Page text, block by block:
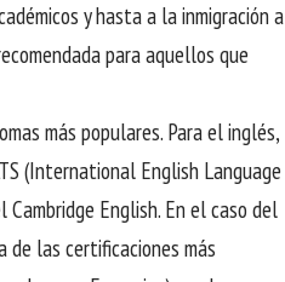
y hasta a la inmigración a
para aquellos que
más populares. Para el inglés,
(International English Language
English. En el caso del
de las certificaciones más